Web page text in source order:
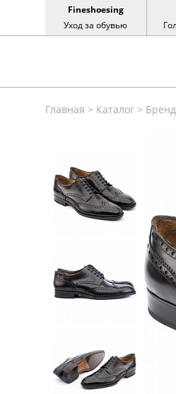
Fineshoesing
Уход за обувью
Главная > Каталог>